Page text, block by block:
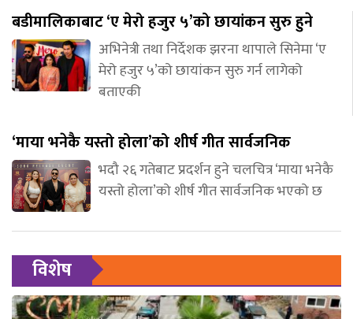
बडीमालिकाबाट ‘ए मेरो हजुर ५’को छायांकन सुरु हुने
अभिनेत्री तथा निर्देशक झरना थापाले सिनेमा ‘ए
मेरो हजुर ५’को छायांकन सुरु गर्न लागेको
बताएकी
‘माया भनेकै यस्तो होला’को शीर्ष गीत सार्वजनिक
भदौ २६ गतेबाट प्रदर्शन हुने चलचित्र ‘माया भनेकै
यस्तो होला’को शीर्ष गीत सार्वजनिक भएको छ
विशेष